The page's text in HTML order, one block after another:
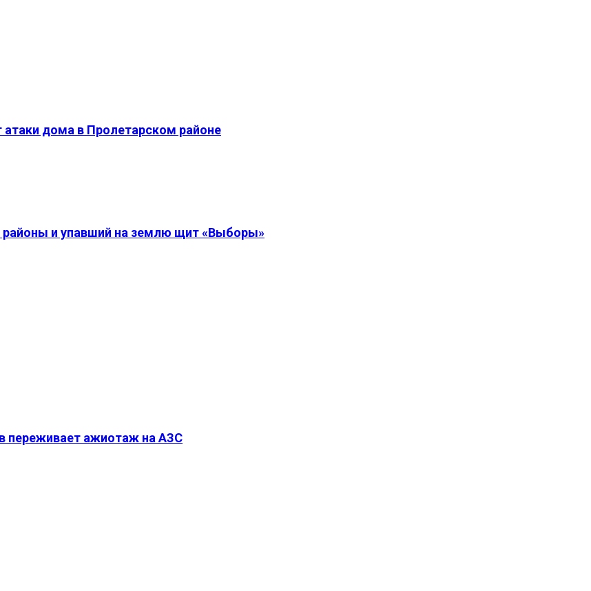
дома в Пролетарском районе
районы и упавший на землю щит «Выборы»
переживает ажиотаж на АЗС